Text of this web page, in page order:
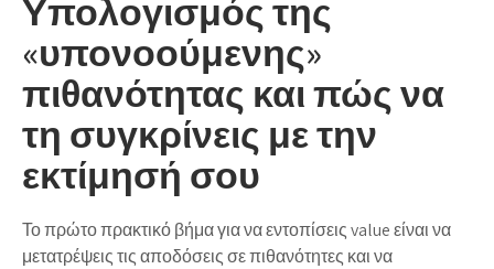
Υπολογισμός της
«υπονοούμενης»
πιθανότητας και πώς να
τη συγκρίνεις με την
εκτίμησή σου
Το πρώτο πρακτικό βήμα για να εντοπίσεις value είναι να
μετατρέψεις τις αποδόσεις σε πιθανότητες και να